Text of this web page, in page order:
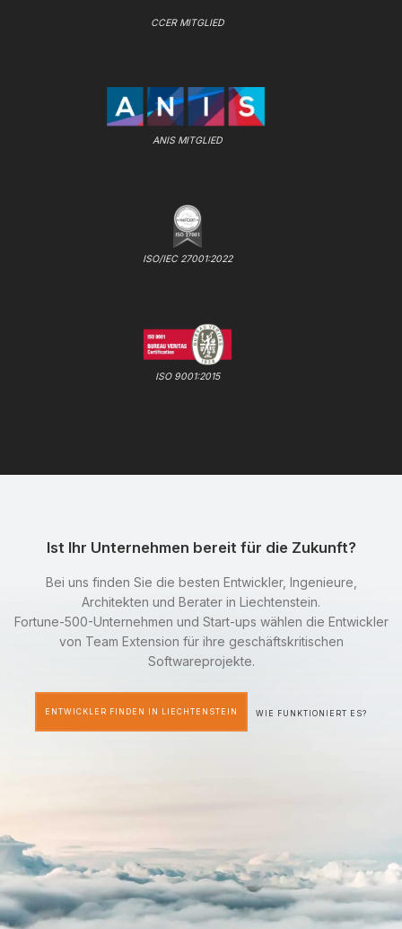
CCER MITGLIED
ANIS MITGLIED
ISO/IEC 27001:2022
ISO 9001:2015
Ist Ihr Unternehmen bereit für die Zukunft?
Bei uns finden Sie die besten Entwickler, Ingenieure,
Architekten und Berater in Liechtenstein.
Fortune-500-Unternehmen und Start-ups wählen die Entwickler
von Team Extension für ihre geschäftskritischen
Softwareprojekte.
ENTWICKLER FINDEN IN LIECHTENSTEIN WIE FUNKTIONIERT ES?